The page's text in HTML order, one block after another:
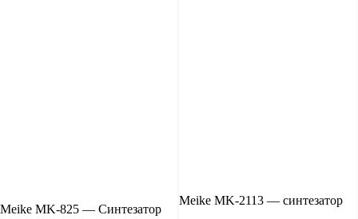
Meike MK-825 — Синтезатор
Meike MK-2113 — синтезатор